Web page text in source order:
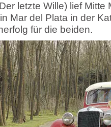
letzte Wille) lief
Mar del Plata in der
für die beiden.